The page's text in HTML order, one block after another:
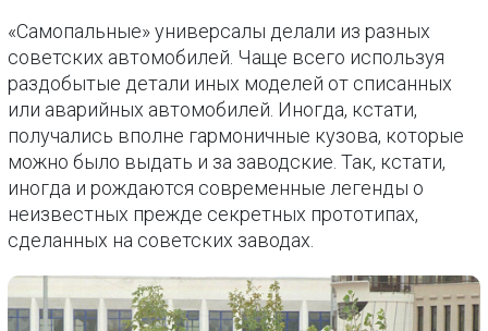
«Самопальные» универсалы делали из разных
советских автомобилей. Чаще всего используя
раздобытые детали иных моделей от списанных
или аварийных автомобилей. Иногда, кстати,
получались вполне гармоничные кузова, которые
можно было выдать и за заводские. Так, кстати,
иногда и рождаются современные легенды о
неизвестных прежде секретных прототипах,
сделанных на советских заводах.